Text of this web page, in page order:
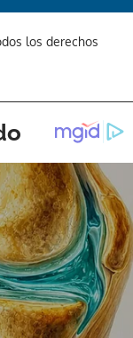
los derechos